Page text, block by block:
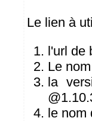
Le lien à
l'url de
Le
la
le nom